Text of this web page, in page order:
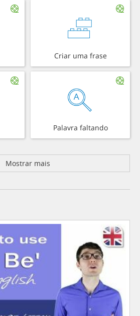
Criar uma frase
Palavra faltando
Mostrar mais